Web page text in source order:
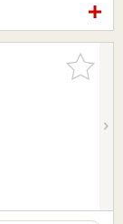
お気に入
りに追加